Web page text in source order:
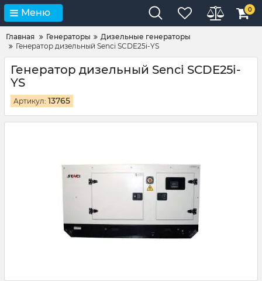
Меню 0
Главная Генераторы
Дизельные генераторы
Генератор дизельный Senci SCDE25i-YS
Генератор дизельный Senci SCDE25i-
YS
Артикул: 13765